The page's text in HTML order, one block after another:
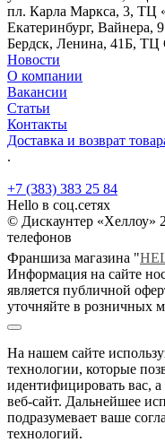
пл. Карла Маркса, 3, ТЦ
Екатеринбург, Вайнера,
Бердск, Ленина, 41Б, ТЦ
Новости
О компании
Вакансии
Статьи
Контакты
Доставка и возврат
.
+7 (383) 383 25 84
Hello в соц.сетях
© Дискаунтер «Хеллоу»
телефонов
Франшиза магазина "
Информация на сайте
является публичной
уточняйте в розничных
На нашем сайте
технологии, которые
идентифицировать вас, а
веб-сайт. Дальнейшее
подразумевает ваше
технологий.